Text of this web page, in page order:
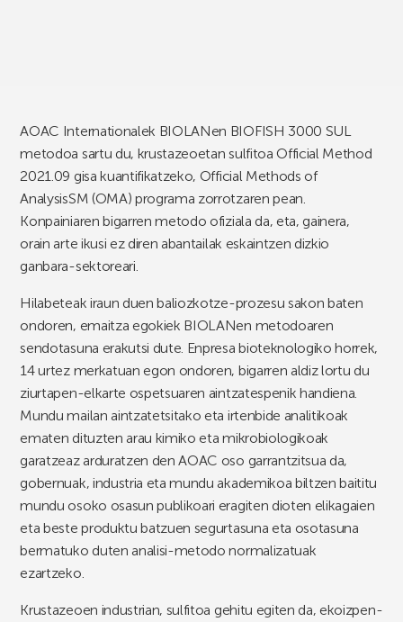
AOAC Internationalek BIOLANen BIOFISH 3000 SUL
metodoa sartu du, krustazeoetan sulfitoa Official Method
2021.09 gisa kuantifikatzeko, Official Methods of
AnalysisSM (OMA) programa zorrotzaren pean.
Konpainiaren bigarren metodo ofiziala da, eta, gainera,
orain arte ikusi ez diren abantailak eskaintzen dizkio
ganbara-sektoreari.
Hilabeteak iraun duen baliozkotze-prozesu sakon baten
ondoren, emaitza egokiek BIOLANen metodoaren
sendotasuna erakutsi dute. Enpresa bioteknologiko horrek,
14 urtez merkatuan egon ondoren, bigarren aldiz lortu du
ziurtapen-elkarte ospetsuaren aintzatespenik handiena.
Mundu mailan aintzatetsitako eta irtenbide analitikoak
ematen dituzten arau kimiko eta mikrobiologikoak
garatzeaz arduratzen den AOAC oso garrantzitsua da,
gobernuak, industria eta mundu akademikoa biltzen baititu
mundu osoko osasun publikoari eragiten dioten elikagaien
eta beste produktu batzuen segurtasuna eta osotasuna
bermatuko duten analisi-metodo normalizatuak
ezartzeko.
Krustazeoen industrian, sulfitoa gehitu egiten da, ekoizpen-